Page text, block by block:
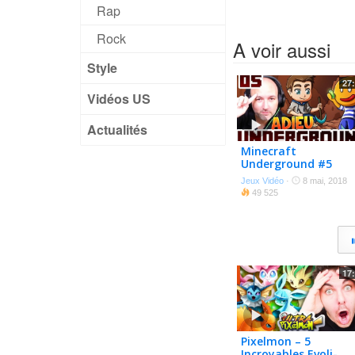
Rap
Rock
Style
Vidéos US
Actualités
A voir aussi
Minecraft
Underground #5
Fantadieu
Jeux Vidéo ·
8 mai, 2018
49 525
Pixelmon – 5